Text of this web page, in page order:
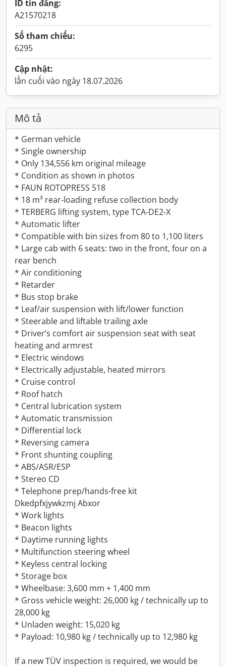
ID tin đăng:
A21570218
Số tham chiếu:
6295
Cập nhật:
lần cuối vào ngày 18.07.2026
Mô tả
* German vehicle
* Single ownership
* Only 134,556 km original mileage
* Condition as shown in photos
* FAUN ROTOPRESS 518
* 18 m³ rear-loading refuse collection body
* TERBERG lifting system, type TCA-DE2-X
* Automatic lifter
* Compatible with bin sizes from 80 to 1,100 liters
* Large cab with 6 seats: two in the front, four on a
rear bench
* Air conditioning
* Retarder
* Bus stop brake
* Leaf/air suspension with lift/lower function
* Steerable and liftable trailing axle
* Driver’s comfort air suspension seat with seat
heating and armrest
* Electric windows
* Electrically adjustable, heated mirrors
* Cruise control
* Roof hatch
* Central lubrication system
* Automatic transmission
* Differential lock
* Reversing camera
* Front shunting coupling
* ABS/ASR/ESP
* Stereo CD
* Telephone prep/hands-free kit
Dkedpfxjywkzmj Abxor
* Work lights
* Beacon lights
* Daytime running lights
* Multifunction steering wheel
* Keyless central locking
* Storage box
* Wheelbase: 3,600 mm + 1,400 mm
* Gross vehicle weight: 26,000 kg / technically up to
28,000 kg
* Unladen weight: 15,020 kg
* Payload: 10,980 kg / technically up to 12,980 kg
If a new TÜV inspection is required, we would be